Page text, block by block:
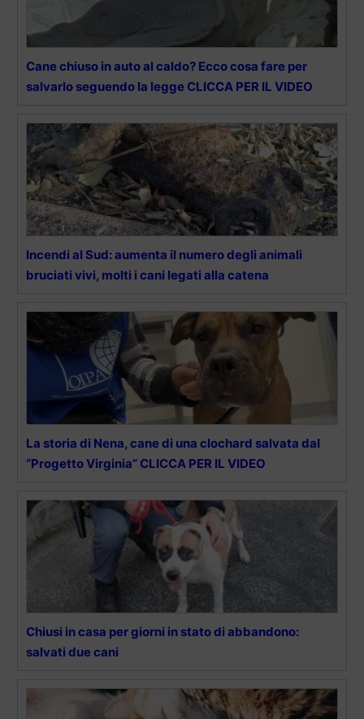
Cane chiuso in auto al caldo? Ecco cosa fare per
salvarlo seguendo la legge CLICCA PER IL VIDEO
Incendi al Sud: aumenta il numero degli animali
bruciati vivi, molti i cani legati alla catena
La storia di Nena, cane di una clochard salvata dal
“Progetto Virginia” CLICCA PER IL VIDEO
Chiusi in casa per giorni in stato di abbandono:
salvati due cani